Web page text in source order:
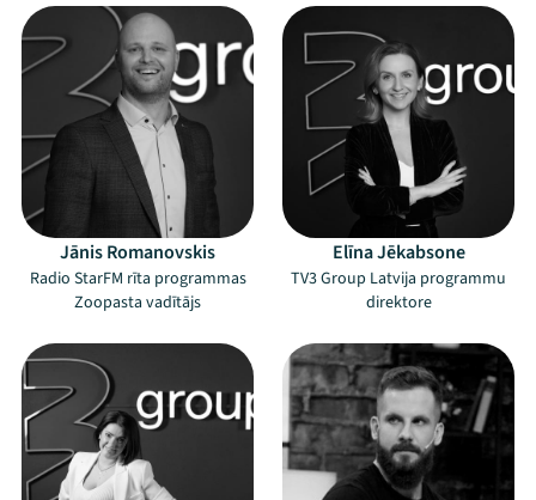
Jānis Romanovskis
Radio StarFM rīta programmas
Zoopasta vadītājs
Elīna Jēkabsone
TV3 Group Latvija programmu
direktore